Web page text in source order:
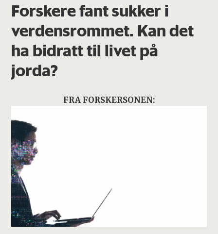
Forskere fant sukker i
verdensrommet. Kan det
ha bidratt til livet på
jorda?
FRA FORSKERSONEN: